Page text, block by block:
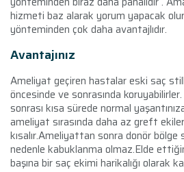
hizmeti baz alarak yorum yapacak
yönteminden çok daha avantajlıdır.
Avantajınız
Ameliyat geçiren hastalar eski saç
öncesinde ve sonrasında
sonrası kısa sürede normal
ameliyat sırasında daha az greft
kısalır.Ameliyattan sonra donör bölge
nedenle kabuklanma olmaz.Elde
başına bir saç ekimi harikalığı olarak